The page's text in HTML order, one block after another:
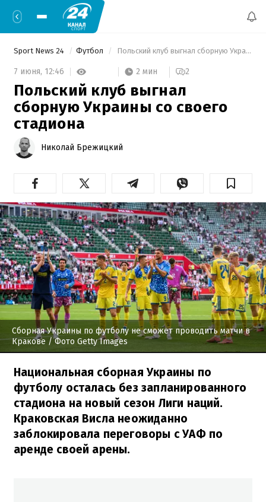
Sport News 24 Футбол Польский клуб выгнал сборную Украины со своего стадиона
7 июня, 12:46 2 мин 2
Польский клуб выгнал
сборную Украины со своего
стадиона
Николай Брежицкий
Сборная Украины по футболу не сможет проводить матчи в
Кракове / Фото Getty Images
Национальная сборная Украины по
футболу осталась без запланированного
стадиона на новый сезон Лиги наций.
Краковская Висла неожиданно
заблокировала переговоры с УАФ по
аренде своей арены.